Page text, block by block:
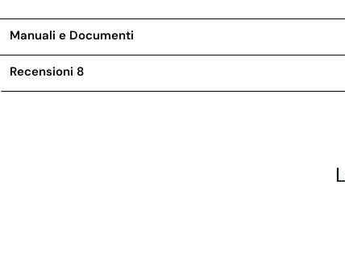
Manuali e Documenti
Recensioni 8